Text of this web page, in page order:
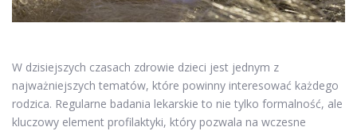
W dzisiejszych czasach zdrowie dzieci jest jednym z
najważniejszych tematów, które powinny interesować każdego
rodzica. Regularne badania lekarskie to nie tylko formalność, ale
kluczowy element profilaktyki, który pozwala na wczesne